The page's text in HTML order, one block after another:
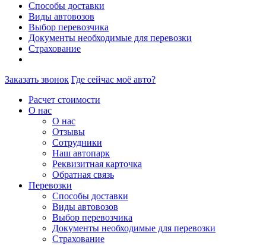
Способы доставки
Виды автовозов
Выбор перевозчика
Документы необходимые для перевозки
Страхование
Заказать звонок Где сейчас моё авто?
Расчет стоимости
О нас
О нас
Отзывы
Сотрудники
Наш автопарк
Реквизитная карточка
Обратная связь
Перевозки
Способы доставки
Виды автовозов
Выбор перевозчика
Документы необходимые для перевозки
Страхование